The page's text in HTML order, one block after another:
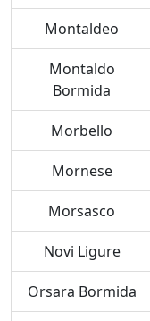
Montaldeo
Montaldo
Bormida
Morbello
Mornese
Morsasco
Novi Ligure
Orsara Bormida